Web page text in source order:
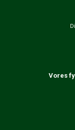
Vores